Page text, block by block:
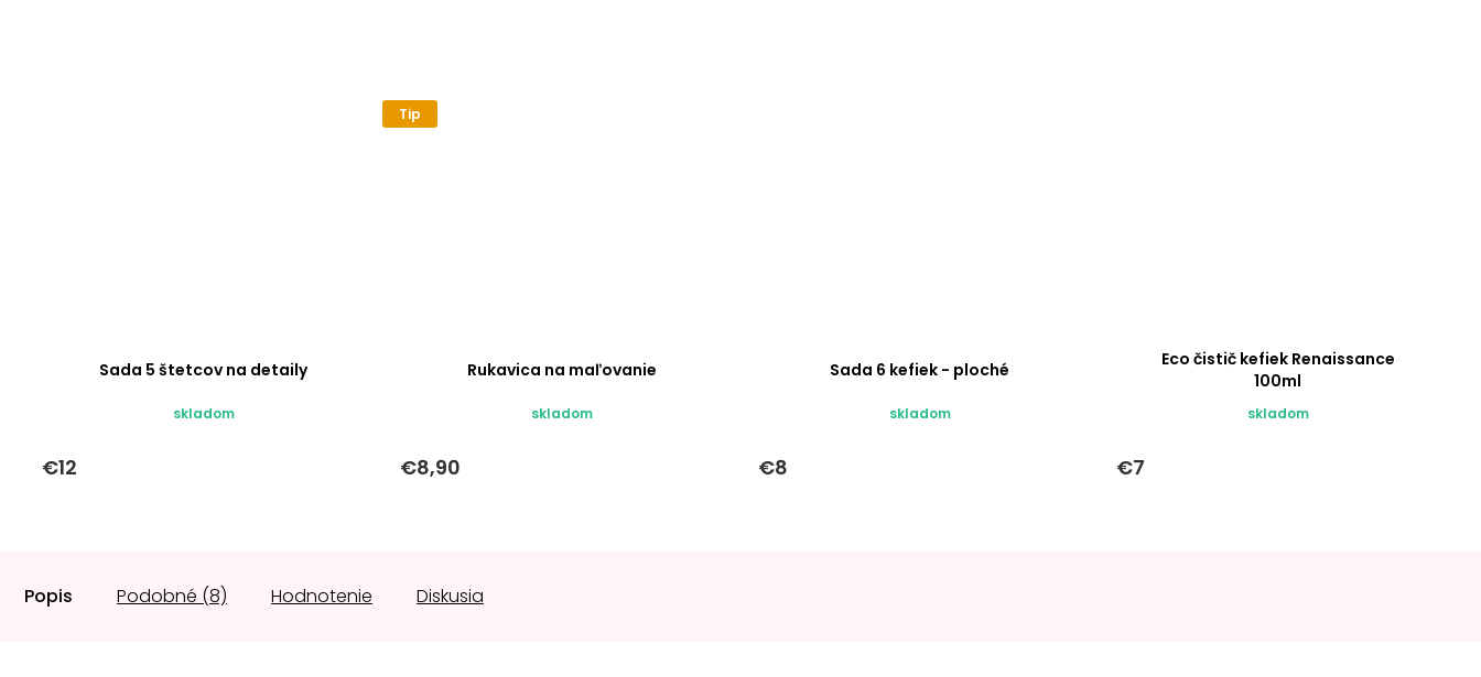
Sada 5 štetcov na detaily
skladom
€12
Tip
Rukavica na maľovanie
skladom
€8,90
Sada 6 kefiek - ploché
skladom
€8
Eco čistič kefiek Renaissance
100ml
skladom
€7
Popis Podobné (8) Hodnotenie Diskusia